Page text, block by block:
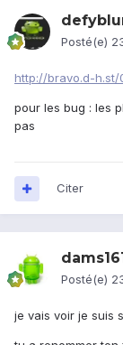
Posté(e)
http://bravo.d-
pour les bug : les
pas
Citer
dams161
Posté(e)
je vais voir je suis